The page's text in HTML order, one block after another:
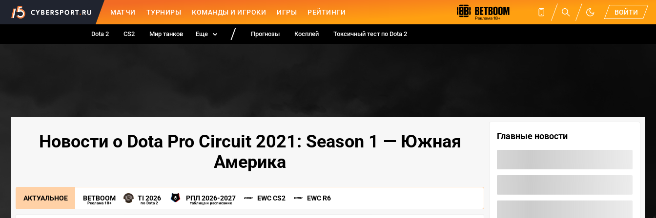
МАТЧИ ТУРНИРЫ КОМАНДЫ И ИГРОКИ ИГРЫ РЕЙТИНГИ ВОЙТИ
Dota 2 CS2 Мир танков Еще Прогнозы Косплей Токсичный тест по Dota 2
Новости о Dota Pro Circuit 2021: Season 1 — Южная
Америка
АКТУАЛЬНОЕ BETBOOM
Реклама 18+
TI 2026
по Dota 2
РПЛ 2026-2027
таблица и расписание
EWC CS2 EWC R6
Главные новости